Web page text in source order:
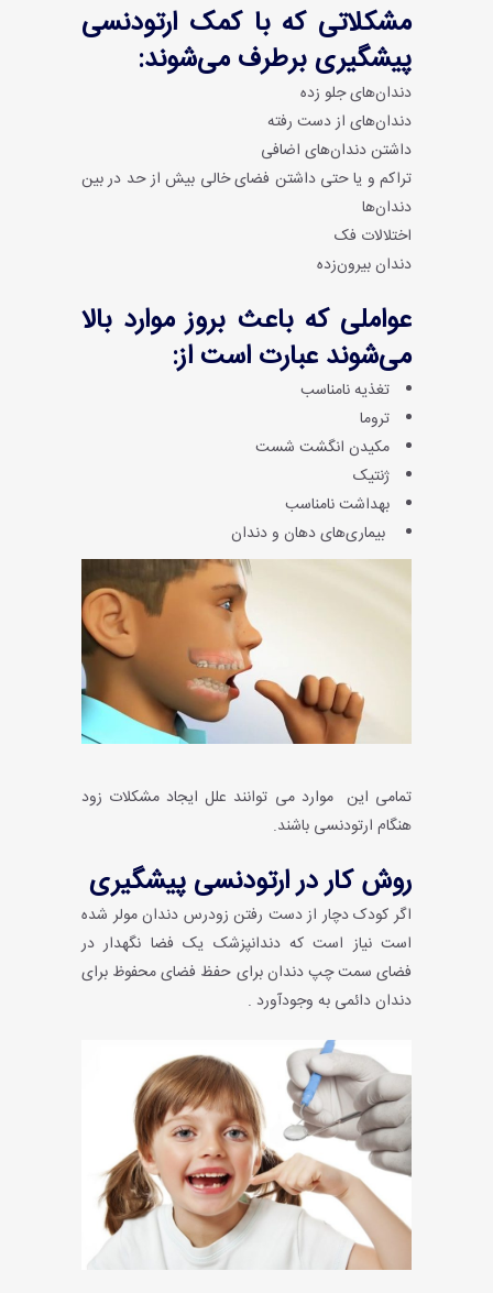
مشکلاتی که با کمک ارتودنسی
پیشگیری برطرف می‌شوند:
دندان‌های جلو زده
دندان‌های از دست رفته
داشتن دندان‌های اضافی
تراکم و یا حتی داشتن فضای خالی بیش از حد در بین
دندان‌ها
اختلالات فک
دندان بیرون‌زده
عواملی که باعث بروز موارد بالا
می‌شوند عبارت است از:
تغذیه نامناسب
تروما
مکیدن انگشت شست
ژنتیک
بهداشت نامناسب
بیماری‌های دهان و دندان
تمامی این موارد می توانند علل ایجاد مشکلات زود
هنگام ارتودنسی باشند.
روش کار در ارتودنسی پیشگیری
اگر کودک دچار از دست رفتن زودرس دندان مولر شده
است نیاز است که دندانپزشک یک فضا نگهدار در
فضای سمت چپ دندان برای حفظ فضای محفوظ برای
دندان دائمی به وجودآورد .